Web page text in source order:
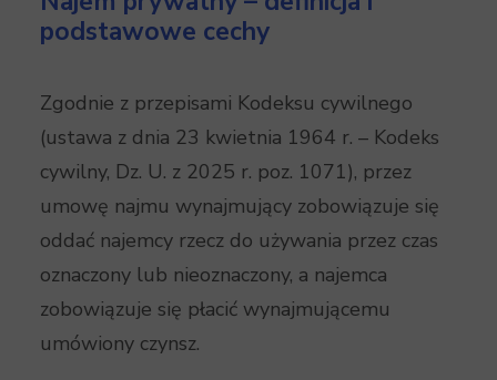
podstawowe cechy
Zgodnie z przepisami Kodeksu cywilnego
(ustawa z dnia 23 kwietnia 1964 r. – Kodeks
cywilny, Dz. U. z 2025 r. poz. 1071), przez
umowę najmu wynajmujący zobowiązuje się
oddać najemcy rzecz do używania przez czas
oznaczony lub nieoznaczony, a najemca
zobowiązuje się płacić wynajmującemu
umówiony czynsz.